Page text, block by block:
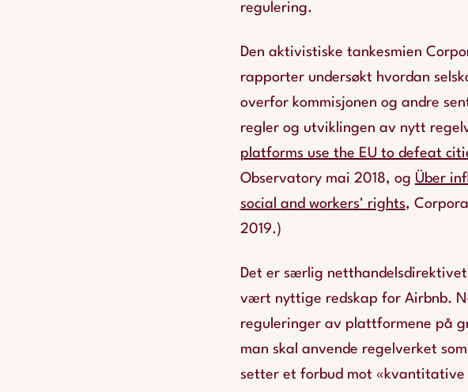
regulering.
Den aktivistiske tankesmien
rapporter undersøkt hvordan
overfor kommisjonen og andre
regler og utviklingen av nytt
platforms use the EU to defeat
Observatory mai 2018, og Über
social and workers' rights,
2019.)
Det er særlig
vært nyttige redskap for Airbnb.
reguleringer av plattformene på
man skal anvende regelverket
setter et forbud mot «kvantitative